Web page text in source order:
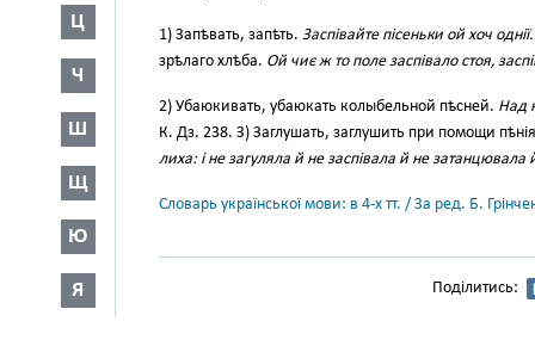
Ц
Ч
Ш
Щ
Ю
Я
1) Запѣвать, запѣть. Заспівайте пісеньки ой хоч однії.
зрѣлаго хлѣба. Ой чиє ж то поле заспівало стоя,
2) Убаюкивать, убаюкать колыбельной пѣсней. Над
К. Дз. 238. З) Заглушать, заглушить при помощи
лиха: і не загуляла й не заспівала й не затанцювала
Словарь української мови: в 4-х тт. / За ред. Б.
Поділитись: